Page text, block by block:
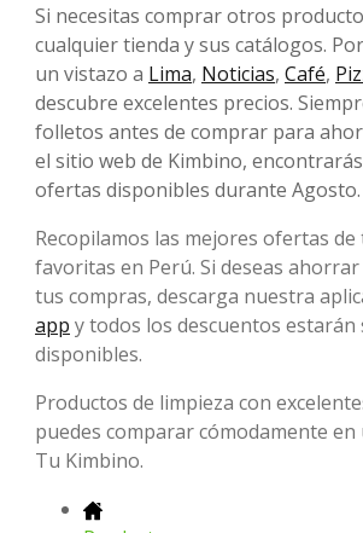
Si necesitas comprar otros
cualquier tienda y sus catálogos.
un vistazo a Lima, Noticias, Café,
descubre excelentes precios.
folletos antes de comprar para
el sitio web de Kimbino,
ofertas disponibles durante Agosto.
Recopilamos las mejores ofertas
favoritas en Perú. Si deseas
tus compras, descarga nuestra
app y todos los descuentos estarán
disponibles.
Productos de limpieza con
puedes comparar cómodamente
Tu Kimbino.